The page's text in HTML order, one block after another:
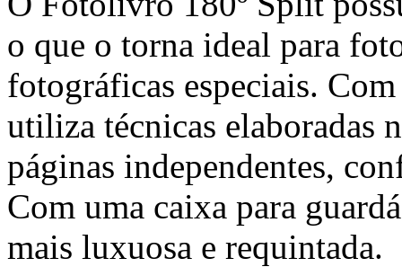
o que o torna ideal para
fotográficas especiais.
utiliza técnicas elaboradas
páginas independentes,
Com uma caixa para
mais luxuosa e requintada.